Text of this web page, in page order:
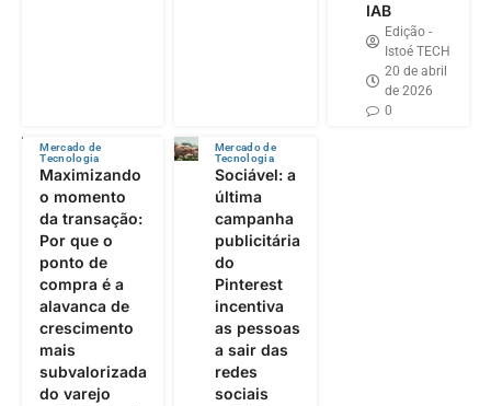
IAB
Edição -
Istoé TECH
20 de abril
de 2026
0
Mercado de
Tecnologia
Maximizando
o momento
da transação:
Por que o
ponto de
compra é a
alavanca de
crescimento
mais
subvalorizada
do varejo
Mercado de
Tecnologia
Sociável: a
última
campanha
publicitária
do
Pinterest
incentiva
as pessoas
a sair das
redes
sociais